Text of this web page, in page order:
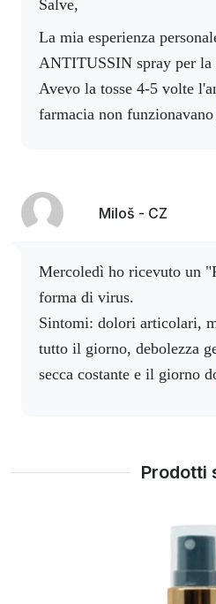
Salve,
la mia esperienza personale con ACTIV
ANTITUSSIN spray per la
Avevo la tosse 4-5 volte
farmacia non
questo che porto sempre
spray in borsa, nel caso in
Devo anche elogiare ACTIV HELP - un
eccellente spray
con il dolore al petto
le costole e i muscoli
doloranti.
Miloš - CZ
Mercoledì ho ricevuto un "REGALO" sotto
forma di virus.
Sintomi: dolori articolari,
tutto il giorno, debolezza
secca costante e il giorno
Regime alimentare: Activ
Risultato: venerdì, cioè il
in forma senza farmaci e
senza farmaci e più forte.
Prodotti